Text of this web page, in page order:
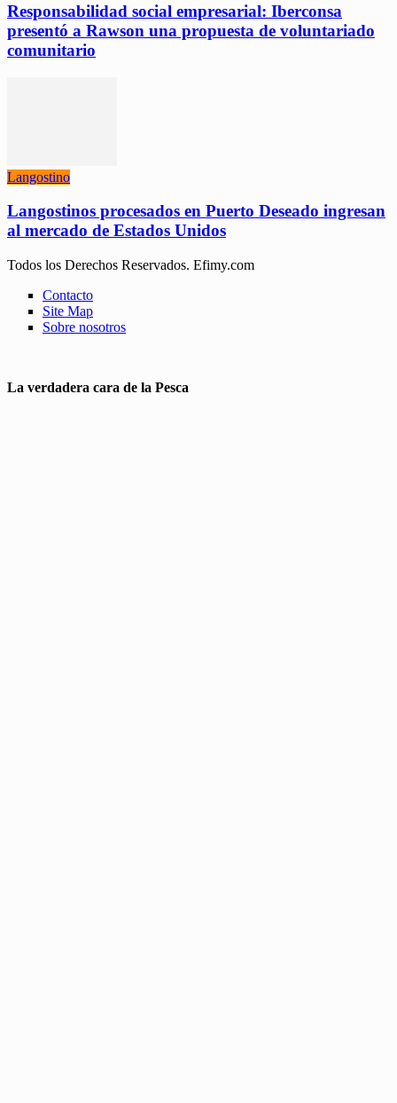
Responsabilidad social empresarial: Iberconsa
presentó a Rawson una propuesta de voluntariado
comunitario
Langostino
Langostinos procesados en Puerto Deseado ingresan
al mercado de Estados Unidos
Todos los Derechos Reservados. Efimy.com
Contacto
Site Map
Sobre nosotros
La verdadera cara de la Pesca